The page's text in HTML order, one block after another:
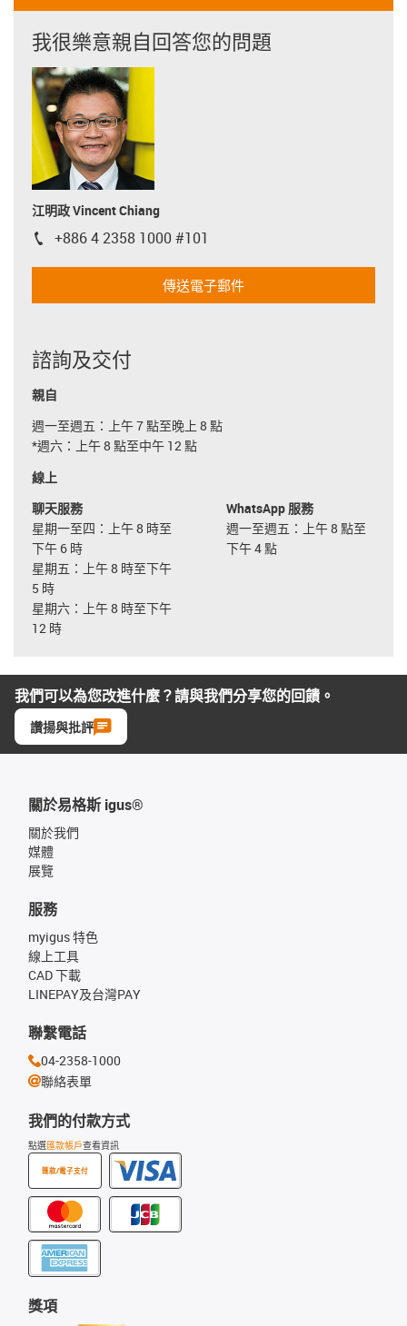
我很樂意親自回答您的問題
江明政 Vincent Chiang
igus-icon-phone
+886 4 2358 1000 #101
傳送電子郵件
諮詢及交付
親自
週一至週五：上午 7 點至晚上 8 點
*週六：上午 8 點至中午 12 點
線上
聊天服務
星期一至四：上午 8 時至
下午 6 時
星期五：上午 8 時至下午
5 時
星期六：上午 8 時至下午
12 時
WhatsApp 服務
週一至週五：上午 8 點至
下午 4 點
我們可以為您改進什麼？請與我們分享您的回饋。
讚揚與批評
關於易格斯 igus®
關於我們
媒體
展覽
我們的付款方式
點選匯款帳戶查看資訊
匯款/電子支付
服務
myigus 特色
線上工具
CAD 下載
LINEPAY及台灣PAY
獎項
聯繫電話
04-2358-1000
聯絡表單